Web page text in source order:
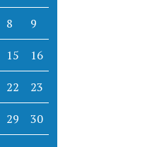
8 9
15 16
22 23
29 30